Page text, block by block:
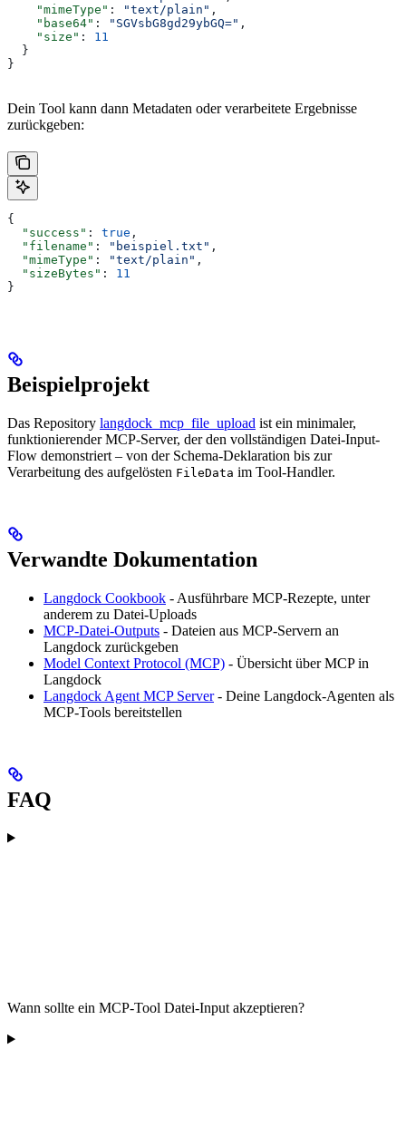
    "mimeType"
: "text/plain" ,
    "base64"
: "SGVsbG8gd29ybGQ=" ,
    "size"
: 11
  }
}
Dein Tool kann dann Metadaten oder verarbeitete Ergebnisse
zurückgeben:
{
  "success"
: true ,
  "filename"
: "beispiel.txt" ,
  "mimeType"
: "text/plain" ,
  "sizeBytes"
: 11
}
Beispielprojekt
Das Repository langdock_mcp_file_upload ist ein minimaler,
funktionierender MCP-Server, der den vollständigen Datei-Input-
Flow demonstriert – von der Schema-Deklaration bis zur
Verarbeitung des aufgelösten FileData im Tool-Handler.
Verwandte Dokumentation
Langdock Cookbook - Ausführbare MCP-Rezepte, unter
anderem zu Datei-Uploads
MCP-Datei-Outputs - Dateien aus MCP-Servern an
Langdock zurückgeben
Model Context Protocol (MCP) - Übersicht über MCP in
Langdock
Langdock Agent MCP Server- Deine Langdock-Agenten als
MCP-Tools bereitstellen
FAQ
Wann sollte ein MCP-Tool Datei-Input akzeptieren?